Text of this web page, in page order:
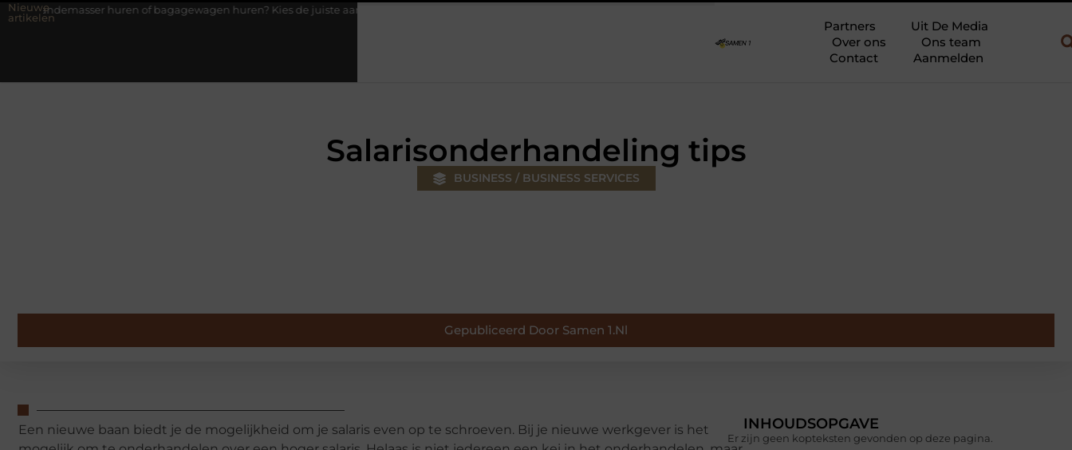
Nieuwe
artikelen
huren of bagagewagen huren? Kies de juiste aanhanger voor jouw klus
Partners
Uit De Media
Over ons
Ons team
Contact
Aanmelden
Salarisonderhandeling tips
BUSINESS / BUSINESS SERVICES
Gepubliceerd Door Samen 1.nl
Een nieuwe baan biedt je de mogelijkheid om je salaris even op te schroeven. Bij je nieuwe werkgever is het
INHOUDSOPGAVE
Er zijn geen kopteksten gevonden op deze pagina.